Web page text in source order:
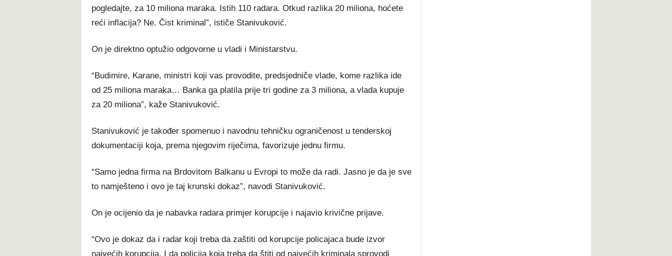
pogledajte, za 10 miliona maraka. Istih 110 radara. Otkud razlika 20 miliona, hoćete
reći inflacija? Ne. Čist kriminal”, ističe Stanivuković.
On je direktno optužio odgovorne u vladi i Ministarstvu.
“Budimire, Karane, ministri koji vas provodite, predsjedniče vlade, kome razlika ide
od 25 miliona maraka… Banka ga platila prije tri godine za 3 miliona, a vlada kupuje
za 20 miliona”, kaže Stanivuković.
Stanivuković je također spomenuo i navodnu tehničku ograničenost u tenderskoj
dokumentaciji koja, prema njegovim riječima, favorizuje jednu firmu.
“Samo jedna firma na Brdovitom Balkanu u Evropi to može da radi. Jasno je da je sve
to namješteno i ovo je taj krunski dokaz”, navodi Stanivuković.
On je ocijenio da je nabavka radara primjer korupcije i najavio krivične prijave.
“Ovo je dokaz da i radar koji treba da zaštiti od korupcije policajaca bude izvor
najvećih korupcija. I da policija koja treba da štiti od najvećih kriminala sprovodi